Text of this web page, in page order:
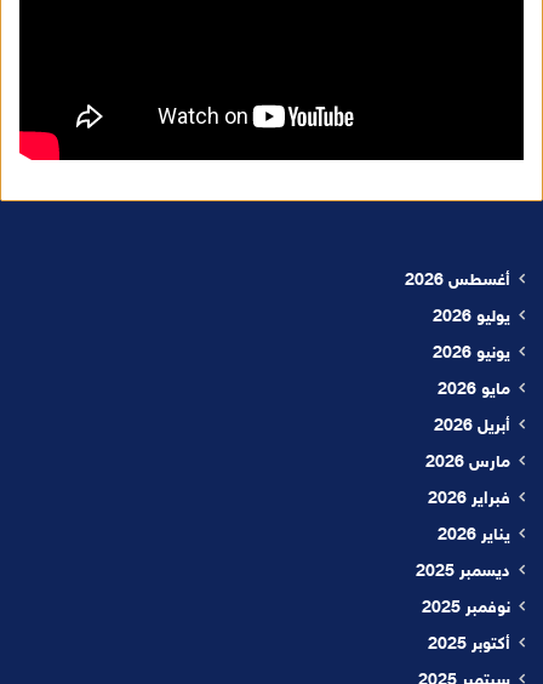
أغسطس 2026
يوليو 2026
يونيو 2026
مايو 2026
أبريل 2026
مارس 2026
فبراير 2026
يناير 2026
ديسمبر 2025
نوفمبر 2025
أكتوبر 2025